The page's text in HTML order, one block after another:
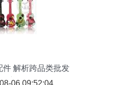
件 解析跨品类批发
之道
06 09:52:04